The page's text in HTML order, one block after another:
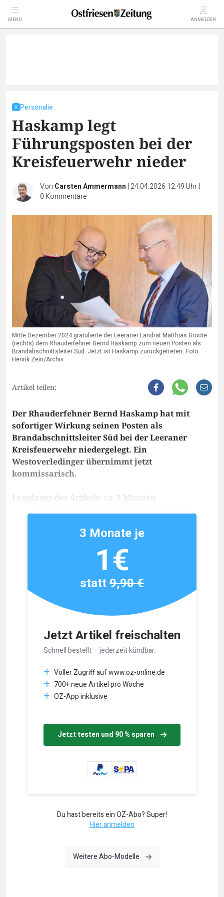
MENÜ ANMELDEN
Personalie
Haskamp legt
Führungsposten bei der
Kreisfeuerwehr nieder
Von Carsten Ammermann | 24.04.2026 12:49 Uhr|
0 Kommentare
Mitte Dezember 2024 gratulierte der Leeraner Landrat Matthias Groote
(rechts) dem Rhauderfehner Bernd Haskamp zum neuen Posten als
Brandabschnittsleiter Süd. Jetzt ist Haskamp zurückgetreten. Foto:
Henrik Zein/Archiv
Artikel teilen:
Der Rhauderfehner Bernd Haskamp hat mit
sofortiger Wirkung seinen Posten als
Brandabschnittsleiter Süd bei der Leeraner
Kreisfeuerwehr niedergelegt. Ein
Westoverledinger übernimmt jetzt
kommissarisch.
Lesedauer des Artikels: ca. 3 Minuten
Jetzt Artikel freischalten
Schnell bestellt – jederzeit kündbar.
Voller Zugriff auf www.oz-online.de
700+ neue Artikel pro Woche
OZ-App inklusive
Jetzt testen und 90 % sparen
3 Monate je
1€
statt9,90 €
Du hast bereits ein OZ-Abo? Super!
Hier anmelden
Weitere Abo-Modelle